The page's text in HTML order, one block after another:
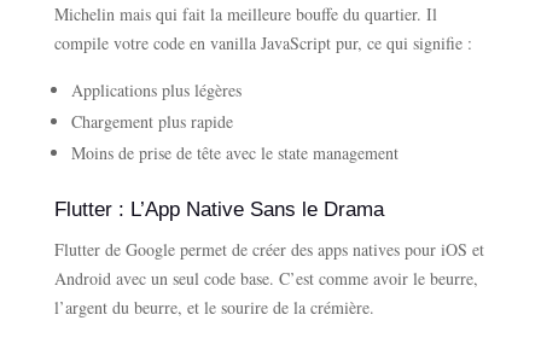
Michelin mais qui fait la meilleure bouffe du quartier. Il
compile votre code en vanilla JavaScript pur, ce qui signifie :
Applications plus légères
Chargement plus rapide
Moins de prise de tête avec le state management
Flutter : L’App Native Sans le Drama
Flutter de Google permet de créer des apps natives pour iOS et
Android avec un seul code base. C’est comme avoir le beurre,
l’argent du beurre, et le sourire de la crémière.